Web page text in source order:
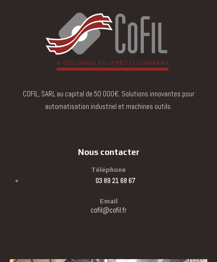
COFIL, SARL au capital de 50 000€. Solutions innovantes pour
automatisation industriel et machines outils.
Nous contacter
Téléphone
03 89 21 68 67
Email
cofil@cofil.fr